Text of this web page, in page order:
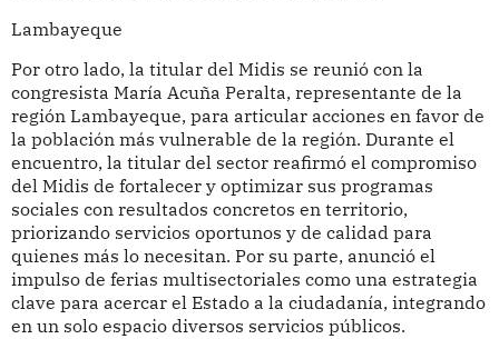
Lambayeque
Por otro lado, la titular del Midis se reunió con la
congresista María Acuña Peralta, representante de la
región Lambayeque, para articular acciones en favor de
la población más vulnerable de la región. Durante el
encuentro, la titular del sector reafirmó el compromiso
del Midis de fortalecer y optimizar sus programas
sociales con resultados concretos en territorio,
priorizando servicios oportunos y de calidad para
quienes más lo necesitan. Por su parte, anunció el
impulso de ferias multisectoriales como una estrategia
clave para acercar el Estado a la ciudadanía, integrando
en un solo espacio diversos servicios públicos.